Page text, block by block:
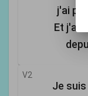
j'ai
Et j'ai
V2
Je